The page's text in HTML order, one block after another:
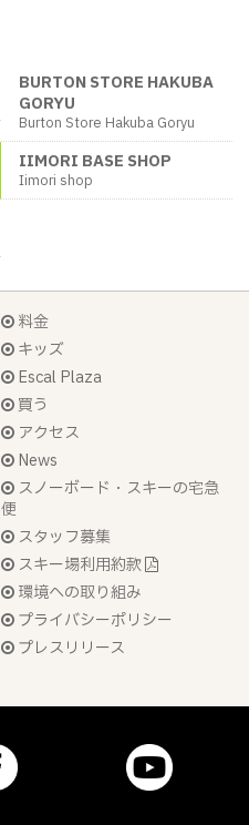
BURTON STORE HAKUBA
GORYU
Burton Store Hakuba Goryu
IIMORI BASE SHOP
Iimori shop
料金
キッズ
Escal Plaza
買う
アクセス
News
スノーボード・スキーの宅急
便
スタッフ募集
スキー場利用約款
環境への取り組み
プライバシーポリシー
プレスリリース